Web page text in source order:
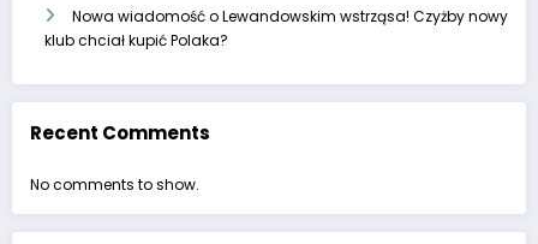
Nowa wiadomość o Lewandowskim wstrząsa! Czyżby nowy
klub chciał kupić Polaka?
Recent Comments
No comments to show.